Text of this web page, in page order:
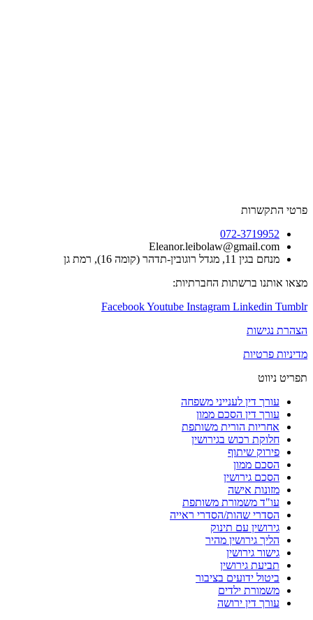
072-
תדהר (קומה 16), רמת גן
ברשתות החברתיות:
FacebookYoutube Instagram
דין לענייני משפחה
דין הסכם ממון
הורית משותפת
רכוש בגירושין
שיתוף
ממון
גירושין
אישה
משמורת משותפת
שהות/הסדרי ראייה
עם תינוק
גירושין מהיר
גירושין
גירושין
ידועים בציבור
ילדים
דין ירושה